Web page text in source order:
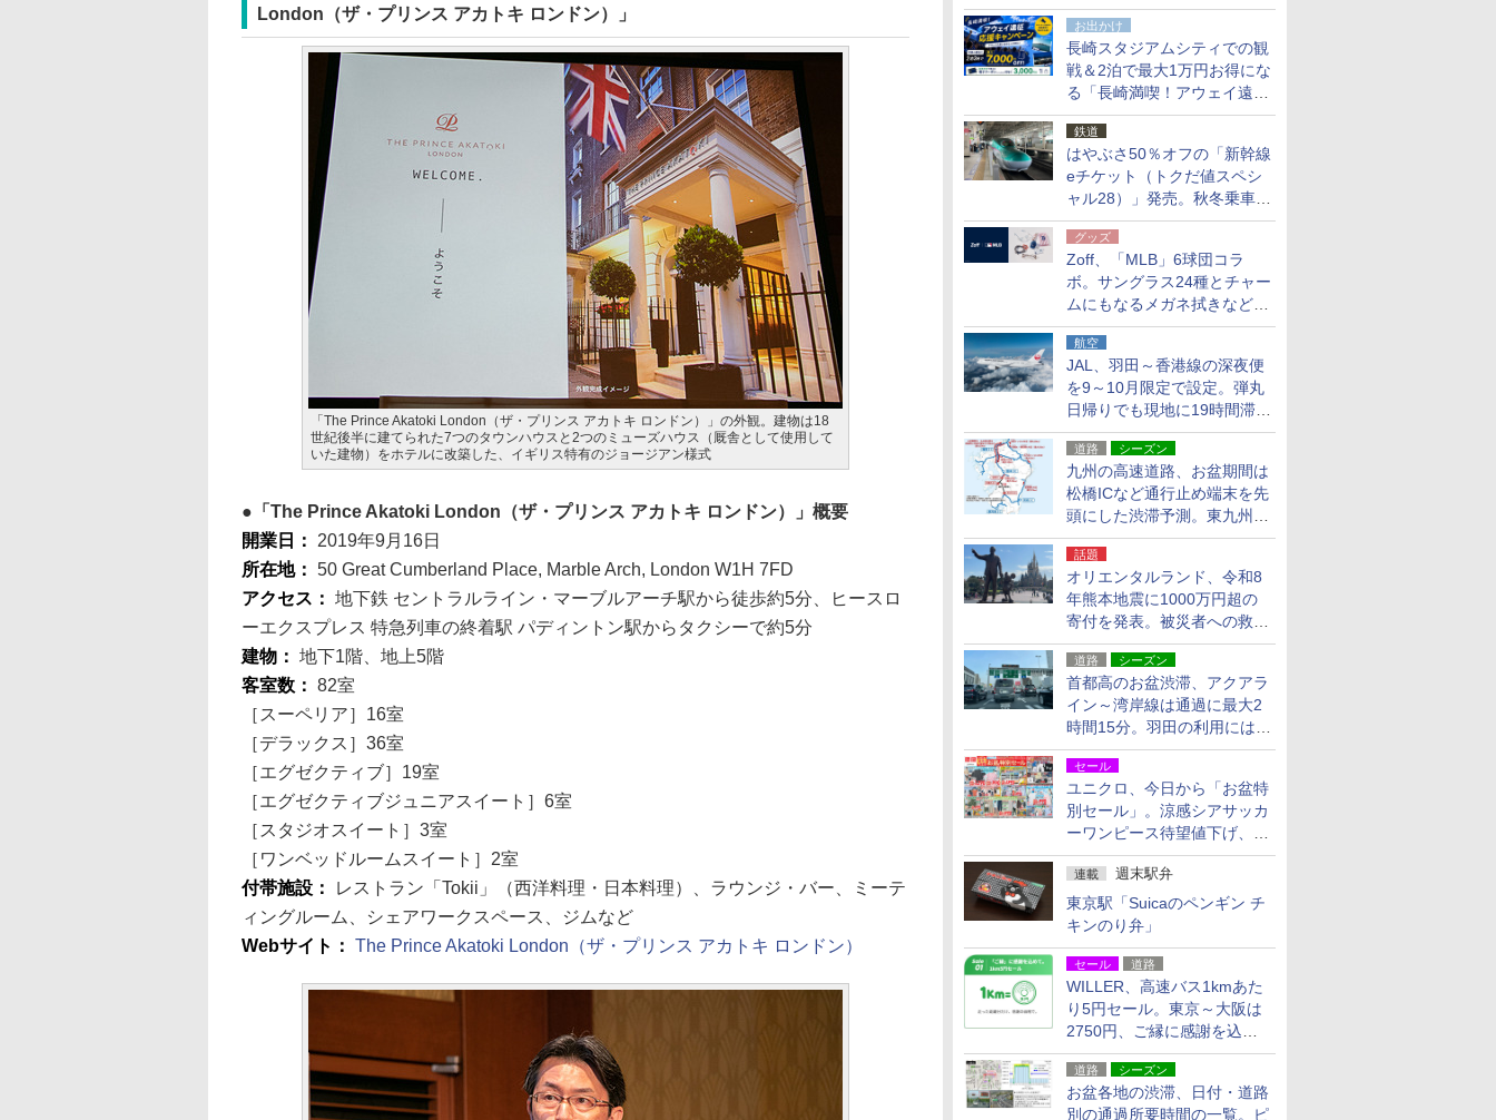
お出かけ
長崎スタジアムシティでの観
戦＆2泊で最大1万円お得にな
る「長崎満喫！アウェイ遠征
応援キャンペーン」
鉄道
はやぶさ50％オフの「新幹線
eチケット（トクだ値スペシ
ャル28）」発売。秋冬乗車
分、えきねっと限定
グッズ
Zoff、「MLB」6球団コラ
ボ。サングラス24種とチャー
ムにもなるメガネ拭きなど雑
貨24種
航空
JAL、羽田～香港線の深夜便
を9～10月限定で設定。弾丸
日帰りでも現地に19時間滞在
できる
道路 シーズン
九州の高速道路、お盆期間は
松橋ICなど通行止め端末を先
頭にした渋滞予測。東九州道
への迂回は料金調整を実施
話題
オリエンタルランド、令和8
年熊本地震に1000万円超の
寄付を発表。被災者への救援
活動・復旧支援
道路 シーズン
首都高のお盆渋滞、アクアラ
イン～湾岸線は通過に最大2
時間15分。羽田の利用には
「空港西出口」の利用検討を
セール
ユニクロ、今日から「お盆特
別セール」。涼感シアサッカ
ーワンピース待望値下げ、撥
水ギアショーツは1990円に
連載 週末駅弁
東京駅「Suicaのペンギン チ
キンのり弁」
セール 道路
WILLER、高速バス1kmあた
り5円セール。東京～大阪は
2750円、ご縁に感謝を込め
た20周年記念キャンペーン
道路 シーズン
お盆各地の渋滞、日付・道路
別の通過所要時間の一覧。ピ
London（ザ・プリンス アカトキ ロンドン）」
「The Prince Akatoki London（ザ・プリンス アカトキ ロンドン）」の外観。建物は18
世紀後半に建てられた7つのタウンハウスと2つのミューズハウス（厩舎として使用して
いた建物）をホテルに改築した、イギリス特有のジョージアン様式
「The Prince Akatoki London（ザ・プリンス アカトキ ロンドン）」概要
開業日： 2019年9月16日
所在地： 50 Great Cumberland Place, Marble Arch, London W1H 7FD
アクセス： 地下鉄 セントラルライン・マーブルアーチ駅から徒歩約5分、ヒースロ
ーエクスプレス 特急列車の終着駅 パディントン駅からタクシーで約5分
建物： 地下1階、地上5階
客室数： 82室
［スーペリア］16室
［デラックス］36室
［エグゼクティブ］19室
［エグゼクティブジュニアスイート］6室
［スタジオスイート］3室
［ワンベッドルームスイート］2室
付帯施設：
レストラン「Tokii」（西洋料理・日本料理）、ラウンジ・バー、ミーテ
ィングルーム、シェアワークスペース、ジムなど
Webサイト： The Prince Akatoki London（ザ・プリンス アカトキ ロンドン）